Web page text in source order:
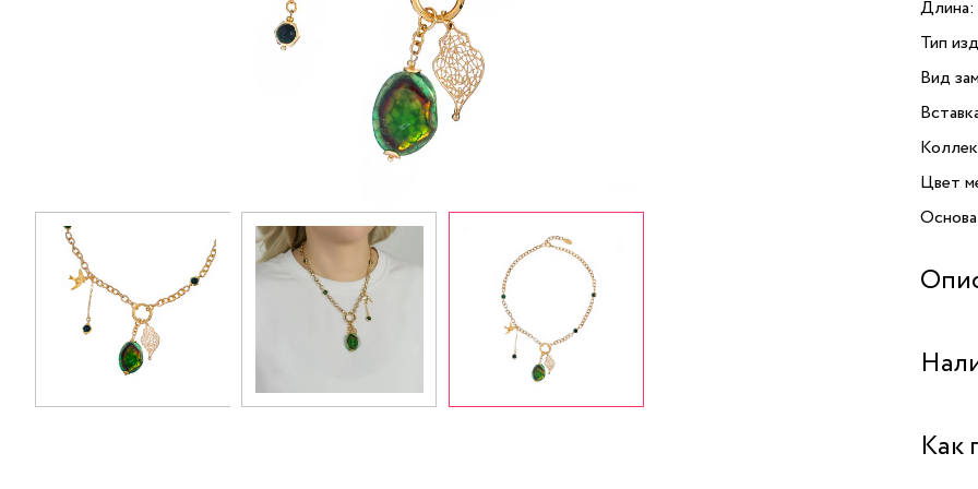
Длина:
Тип
Вид
Цвет
Бутик
Как